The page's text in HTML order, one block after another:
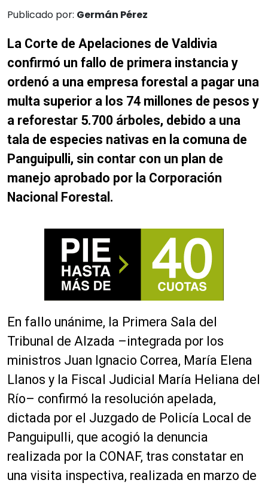
Publicado por: Germán Pérez
La Corte de Apelaciones de Valdivia
confirmó un fallo de primera instancia y
ordenó a una empresa forestal a pagar una
multa superior a los 74 millones de pesos y
a reforestar 5.700 árboles, debido a una
tala de especies nativas en la comuna de
Panguipulli, sin contar con un plan de
manejo aprobado por la Corporación
Nacional Forestal.
En fallo unánime, la Primera Sala del
Tribunal de Alzada –integrada por los
ministros Juan Ignacio Correa, María Elena
Llanos y la Fiscal Judicial María Heliana del
Río– confirmó la resolución apelada,
dictada por el Juzgado de Policía Local de
Panguipulli, que acogió la denuncia
realizada por la CONAF, tras constatar en
una visita inspectiva, realizada en marzo de